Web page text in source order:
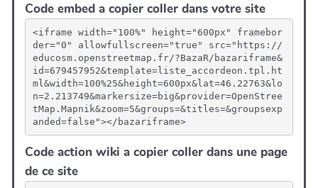
Code embed a copier coller dans votre site
<iframe width="100%" height="600px" framebor
der="0" allowfullscreen="true" src="https://
educosm.openstreetmap.fr/?BazaR/bazariframe&
id=679457952&template=liste_accordeon.tpl.ht
ml&width=100%25&height=600px&lat=46.22763&lo
n=2.213749&markersize=big&provider=OpenStree
tMap.Mapnik&zoom=5&groups=&titles=&groupsexp
anded=false"></bazariframe>
Code action wiki a copier coller dans une page
de ce site